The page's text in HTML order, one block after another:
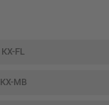
KX-FL
KX-MB